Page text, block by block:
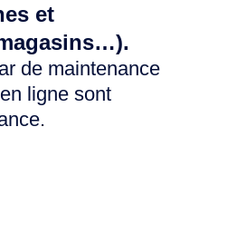
et
de maintenance
ligne sont